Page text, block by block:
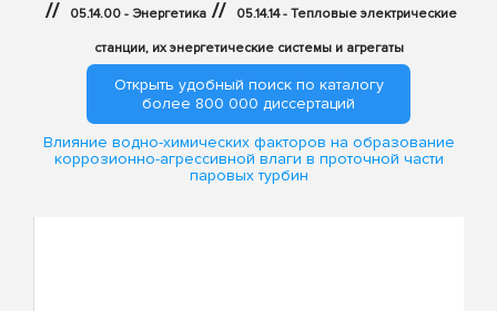
// 05.14.00 - Энергетика // 05.14.14 - Тепловые электрические
станции, их энергетические системы и агрегаты
Открыть удобный поиск по каталогу
более 800 000 диссертаций
Влияние водно-химических факторов на образование
коррозионно-агрессивной влаги в проточной части
паровых турбин